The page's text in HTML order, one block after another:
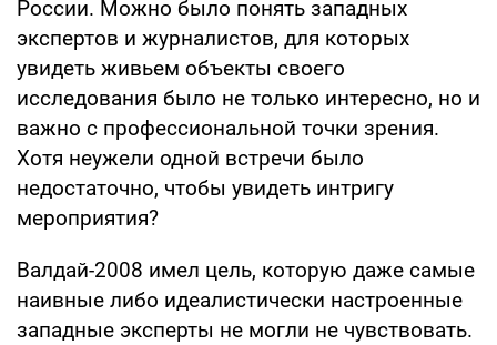
России. Можно было понять западных
экспертов и журналистов, для которых
увидеть живьем объекты своего
исследования было не только интересно, но и
важно с профессиональной точки зрения.
Хотя неужели одной встречи было
недостаточно, чтобы увидеть интригу
мероприятия?
Валдай-2008 имел цель, которую даже самые
наивные либо идеалистически настроенные
западные эксперты не могли не чувствовать.